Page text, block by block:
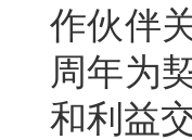
作伙伴
周年为
和利益